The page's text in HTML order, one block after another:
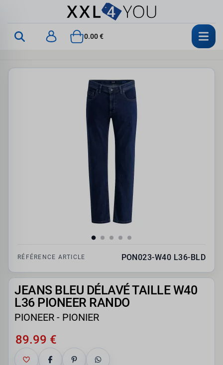
0.00 €
RÉFÉRENCE ARTICLE PON023-W40 L36-BLD
JEANS BLEU DÉLAVÉ TAILLE W40
L36 PIONEER RANDO
PIONEER - PIONIER
89.99 €